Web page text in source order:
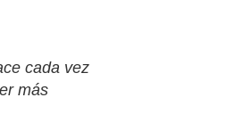
cada vez
más